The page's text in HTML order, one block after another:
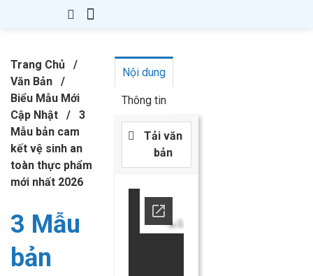
Trang Chủ
/
Văn Bản
/
Biểu Mẫu Mới
Cập Nhật
/
3
Mẫu bản cam
kết vệ sinh an
toàn thực phẩm
mới nhất 2026
3 Mẫu
bản
Nội dung
Thông tin
Tải văn
bản